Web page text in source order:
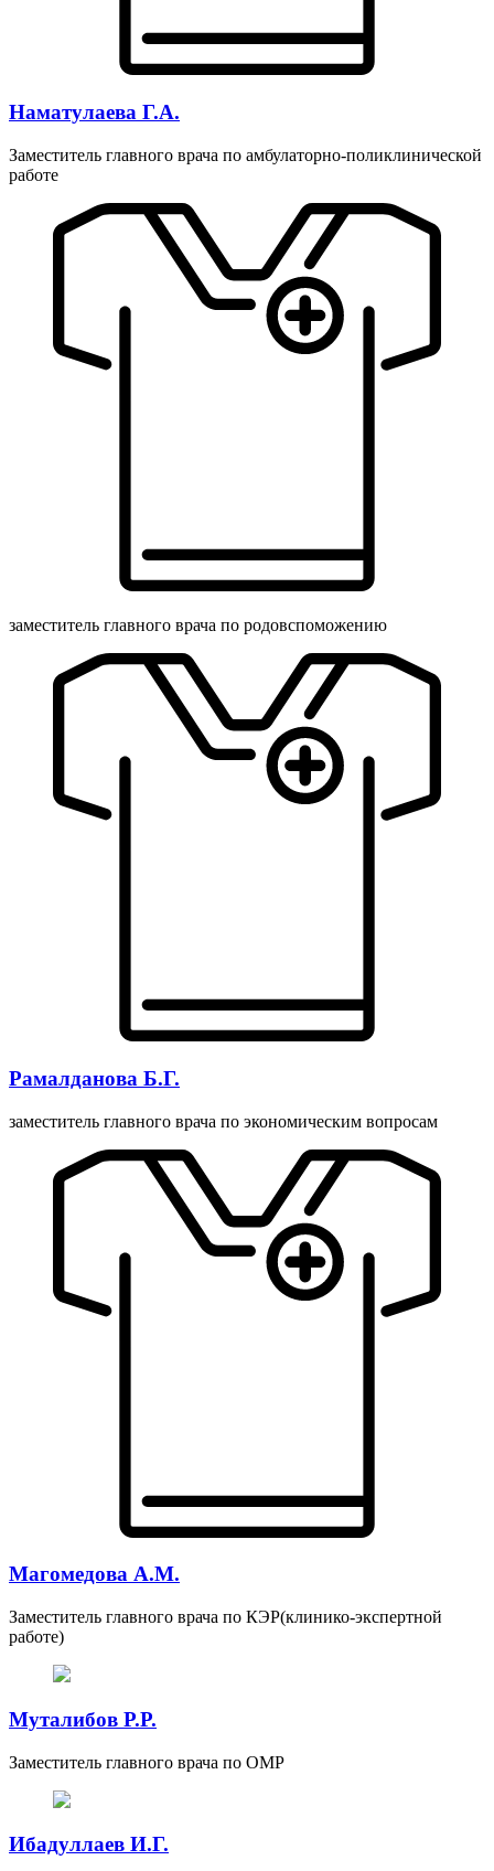
Наматулаева Г.А.
Заместитель главного врача по амбулаторно-поликлинической
работе
заместитель главного врача по родовспоможению
Рамалданова Б.Г.
заместитель главного врача по экономическим вопросам
Магомедова А.М.
Заместитель главного врача по КЭР(клинико-экспертной
работе)
Муталибов Р.Р.
Заместитель главного врача по ОМР
Ибадуллаев И.Г.